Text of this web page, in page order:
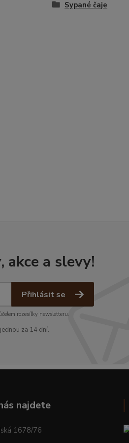
Sypané čaje
akce a slevy!
Přihlásit se
rozesílky newsletteru.
za 14 dní.
najdete
1678/76